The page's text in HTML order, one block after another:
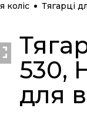
коліс Тягарці
530,
для